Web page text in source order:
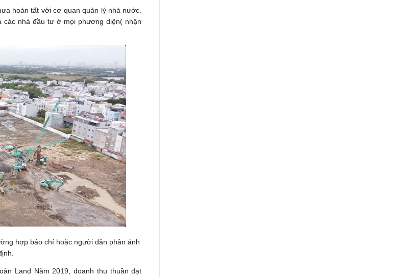
hoàn tất với cơ quan quản lý nhà nước.
các nhà đầu tư ở mọi phương diện( nhận
hợp báo chí hoặc người dân phản ánh
Land Năm 2019, doanh thu thuần đạt